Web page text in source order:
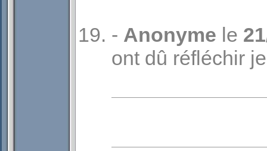
- Anonyme le
ont dû réfléchir